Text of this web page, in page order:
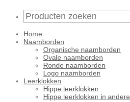
Home
Naamborden
Organische naamborden
Ovale naamborden
Ronde naamborden
Logo naamborden
Leerklokken
Hippe leerklokken
Hippe leerklokken in